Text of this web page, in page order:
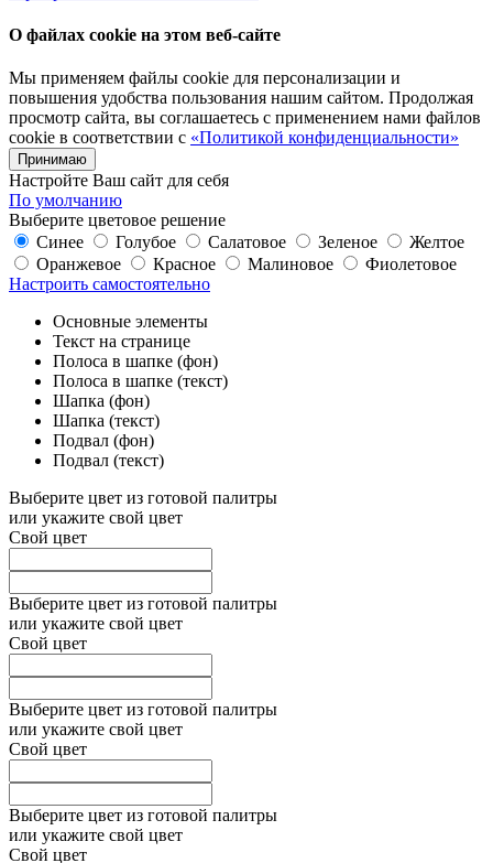
О файлах cookie на этом веб-сайте
Мы применяем файлы cookie для персонализации и
повышения удобства пользования нашим сайтом. Продолжая
просмотр сайта, вы соглашаетесь с применением нами файлов
cookie в соответствии с «Политикой конфиденциальности»
Принимаю
Настройте Ваш сайт для себя
По умолчанию
Выберите цветовое решение
Синее
Голубое Салатовое Зеленое
Желтое
Оранжевое
Красное Малиновое
Фиолетовое
Настроить самостоятельно
Основные элементы
Текст на странице
Полоса в шапке (фон)
Полоса в шапке (текст)
Шапка (фон)
Шапка (текст)
Подвал (фон)
Подвал (текст)
Выберите цвет из готовой палитры
или укажите свой цвет
Свой цвет
Выберите цвет из готовой палитры
или укажите свой цвет
Свой цвет
Выберите цвет из готовой палитры
или укажите свой цвет
Свой цвет
Выберите цвет из готовой палитры
или укажите свой цвет
Свой цвет